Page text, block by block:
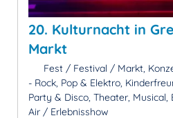
20. Kulturnacht in
Markt
Fest / Festival / Markt,
- Rock, Pop & Elektro,
Party & Disco, Theater,
Air / Erlebnisshow